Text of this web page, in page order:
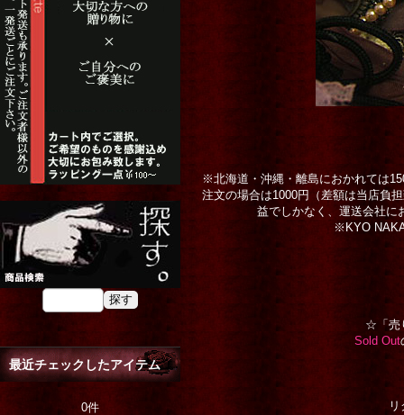
最近チェックしたアイテム
0件
※北海道・沖縄・離島におかれては
注文の場合は1000円（差額は当店負
益でしかなく、運送会社
※KYO
☆「売
Sold Out